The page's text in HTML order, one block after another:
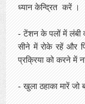
ध्यान केन्द्रित करें ।
- टेंशन के पलों में लंबी
सीने में रोके रहें और
प्रक्रिया को करने में
- खुला ठहाका मारें